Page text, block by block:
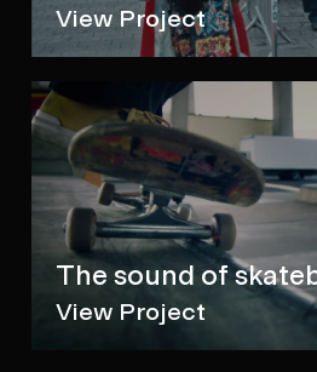
View Project
The sound of
View Project